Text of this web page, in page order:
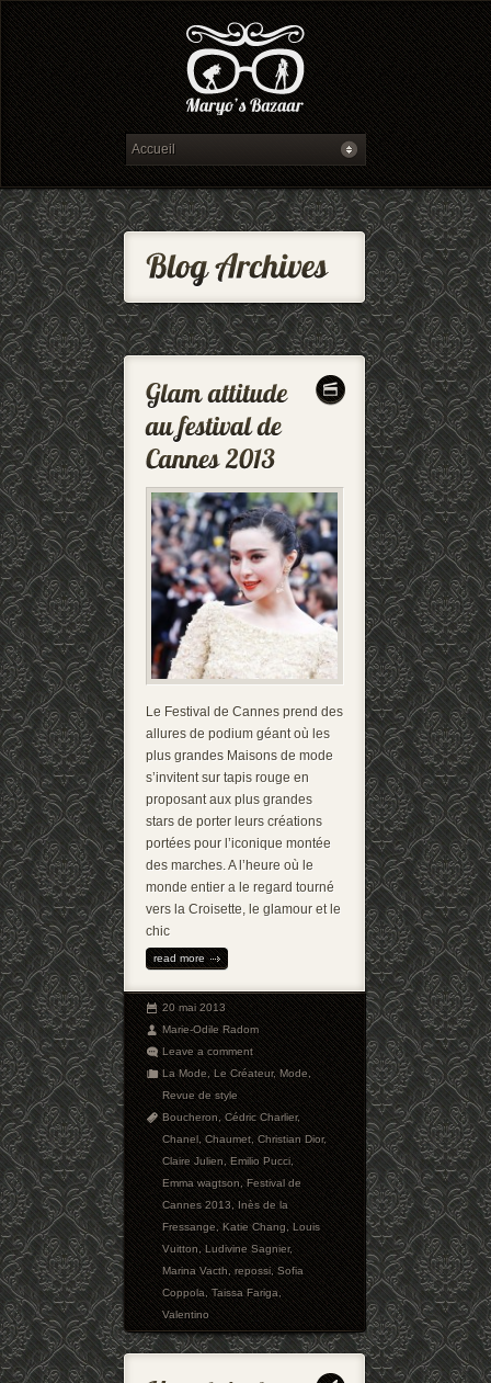
Le Festival de Cannes prend des
allures de podium géant où les
plus grandes Maisons de mode
s’invitent sur tapis rouge en
proposant aux plus grandes
stars de porter leurs créations
portées pour l’iconique montée
des marches. A l’heure où le
monde entier a le regard tourné
vers la Croisette, le glamour et le
chic
read more
20 mai 2013
Marie-Odile Radom
Leave a comment
La Mode,Le Créateur,Mode,
Revue de style
Boucheron,Cédric Charlier,
Chanel,Chaumet,Christian Dior,
Claire Julien,Emilio Pucci,
Emma wagtson,Festival de
Cannes 2013,Inès de la
Fressange,Katie Chang,Louis
Vuitton,Ludivine Sagnier,
Marina Vacth,repossi,Sofia
Coppola,Taissa Fariga,
Valentino